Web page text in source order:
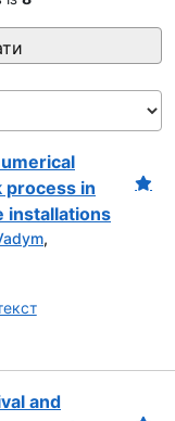
in
installations
,
and